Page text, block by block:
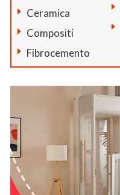
Ceramica
Compositi
Fibrocemento